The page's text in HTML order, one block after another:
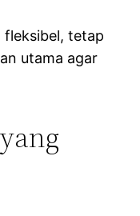
fleksibel, tetap
utama agar